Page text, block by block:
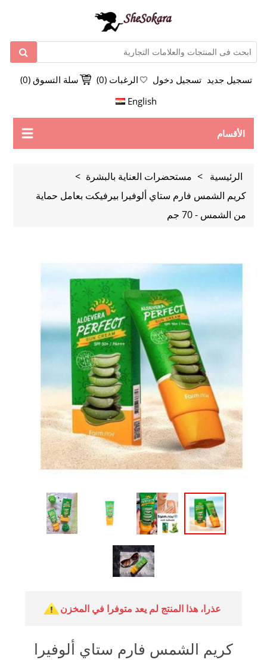
تسجيل جديد تسجيل دخول الرغبات (0) سلة التسوق (0)
English
الأقسام
الرئيسية > مستحضرات العناية بالبشرة >
كريم الشمس فارم ستاي ألوفيرا بيرفيكت بعامل حماية
من الشمس - 70 جم
عذرا، هذا المنتج لم يعد متوفرا في المخزن
كريم الشمس فارم ستاي ألوفيرا